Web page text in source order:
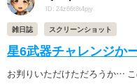
ID: 24z66t8t4pjy
雑日誌 スクリーンショット
星6武器チャレンジか
お判りいただけただろうか…